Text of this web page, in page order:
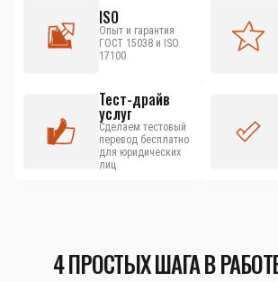
ISO
Опыт и гарантия
ГОСТ 15038 и ISO
17100
Тест-драйв
услуг
Сделаем тестовый
перевод бесплатно
для юридических
лиц
4 ПРОСТЫХ ШАГА В